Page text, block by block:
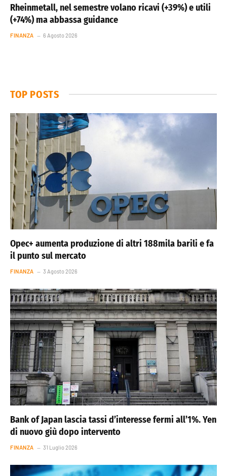
Rheinmetall, nel semestre volano ricavi (+39%) e utili
(+74%) ma abbassa guidance
FINANZA 6 Agosto 2026
TOP POSTS
Opec+ aumenta produzione di altri 188mila barili e fa
il punto sul mercato
FINANZA 3 Agosto 2026
Bank of Japan lascia tassi d’interesse fermi all’1%. Yen
di nuovo giù dopo intervento
FINANZA 31 Luglio 2026